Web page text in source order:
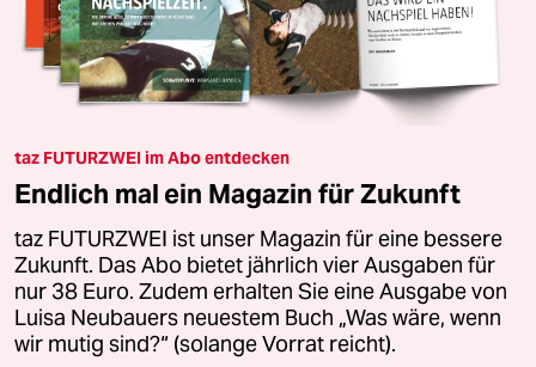
taz FUTURZWEI im Abo entdecken
Endlich mal ein Magazin für Zukunft
taz FUTURZWEI ist unser Magazin für eine bessere
Zukunft. Das Abo bietet jährlich vier Ausgaben für
nur 38 Euro. Zudem erhalten Sie eine Ausgabe von
Luisa Neubauers neuestem Buch „Was wäre, wenn
wir mutig sind?“ (solange Vorrat reicht).